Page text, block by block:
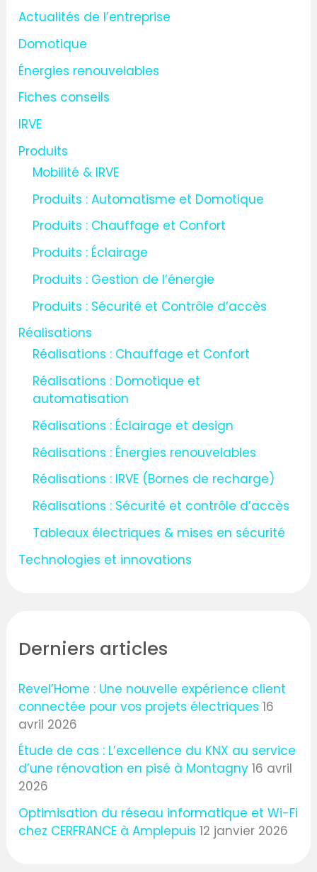
c
h
e
r
:
Actualités de l’entreprise
Domotique
Énergies renouvelables
Fiches conseils
IRVE
Produits
Mobilité & IRVE
Produits : Automatisme et Domotique
Produits : Chauffage et Confort
Produits : Éclairage
Produits : Gestion de l’énergie
Produits : Sécurité et Contrôle d’accès
Réalisations
Réalisations : Chauffage et Confort
Réalisations : Domotique et
automatisation
Réalisations : Éclairage et design
Réalisations : Énergies renouvelables
Réalisations : IRVE (Bornes de recharge)
Réalisations : Sécurité et contrôle d’accès
Tableaux électriques & mises en sécurité
Technologies et innovations
Derniers articles
Revel’Home : Une nouvelle expérience client
connectée pour vos projets électriques 16
avril 2026
Étude de cas : L’excellence du KNX au service
d’une rénovation en pisé à Montagny 16 avril
2026
Optimisation du réseau informatique et Wi-Fi
chez CERFRANCE à Amplepuis 12 janvier 2026